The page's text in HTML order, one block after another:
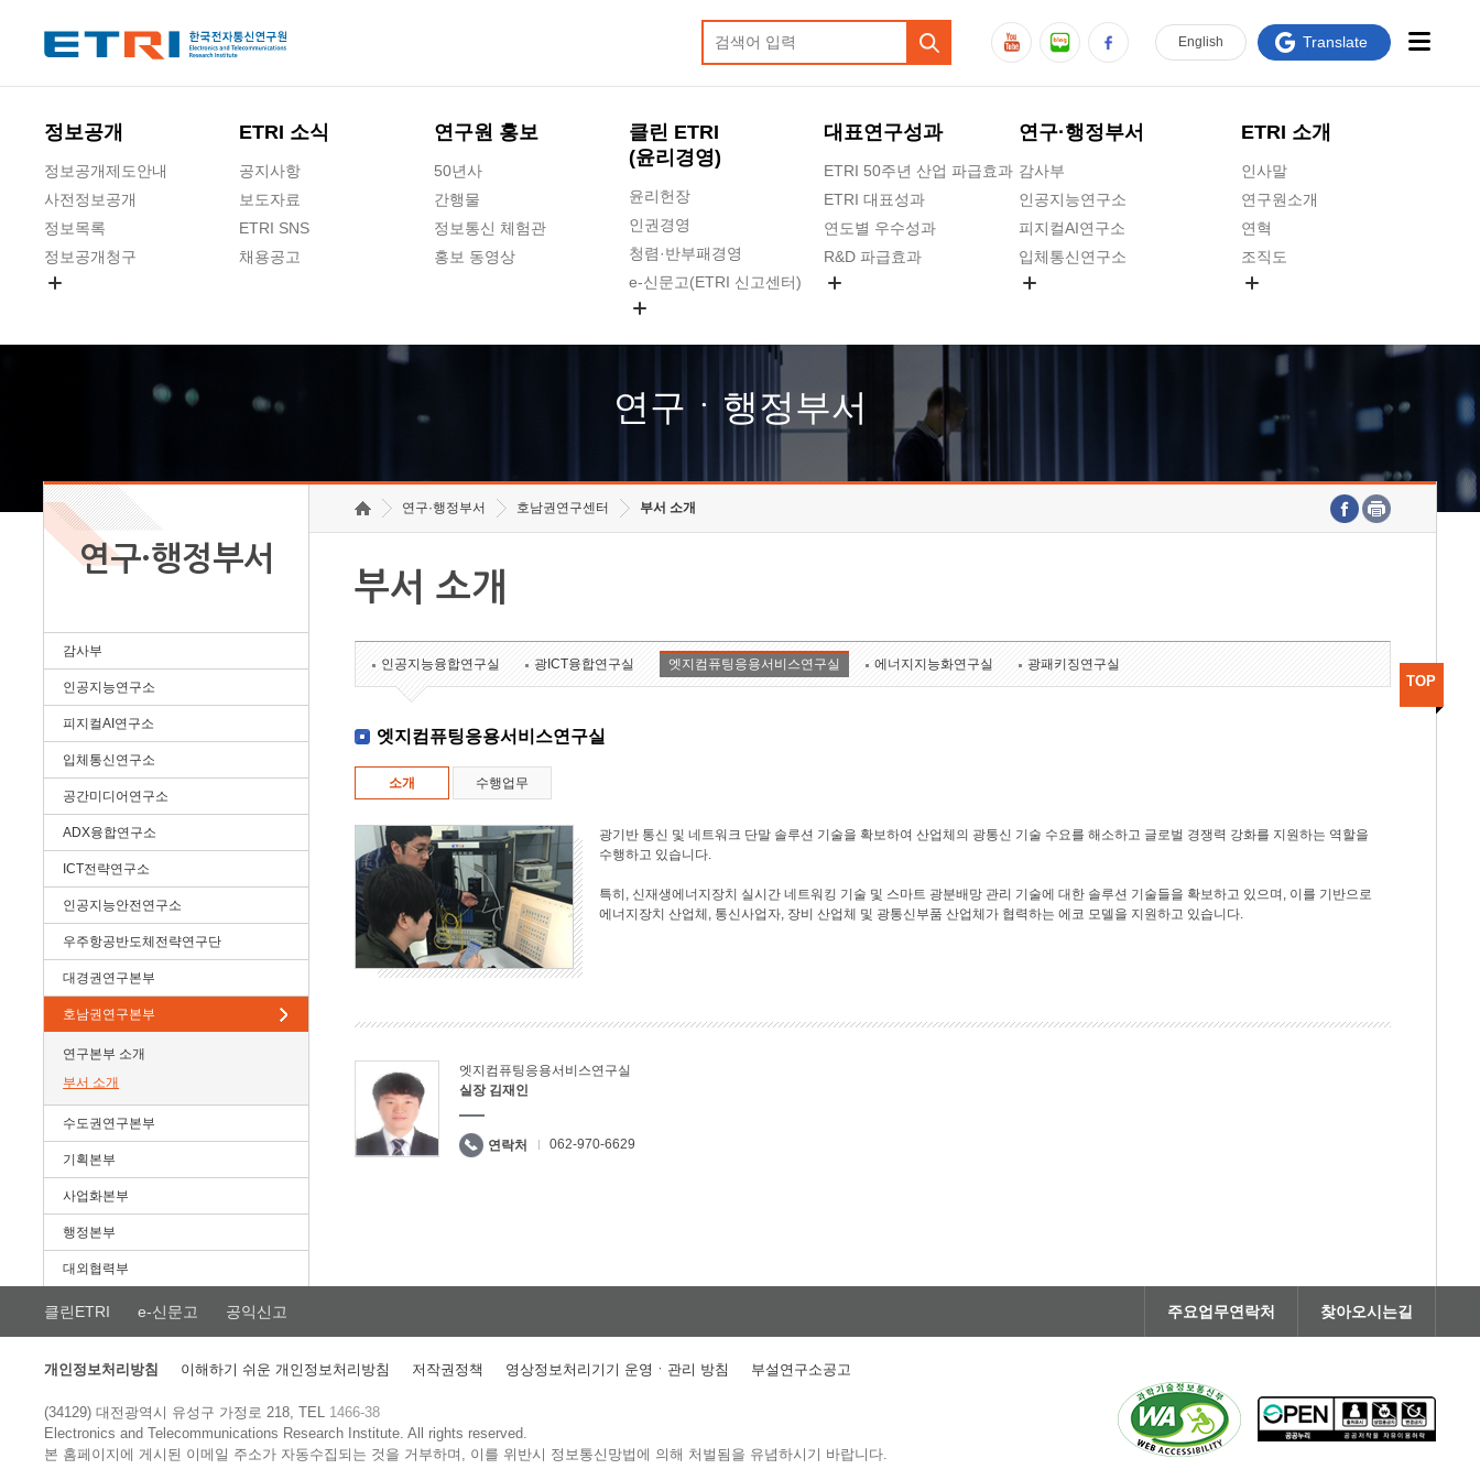
정보공개
정보공개제도안내
사전정보공개
정보목록
정보공개청구
ETRI 소식
공지사항
보도자료
ETRI SNS
채용공고
연구원 홍보
50년사
간행물
정보통신 체험관
홍보 동영상
클린 ETRI
(윤리경영)
윤리헌장
인권경영
청렴·반부패경영
e-신문고(ETRI 신고센터)
고객의소리
수의계약 현황
대표연구성과
ETRI 50주년 산업 파급효과
ETRI 대표성과
연도별 우수성과
R&D 파급효과
연구·행정부서
감사부
인공지능연구소
피지컬AI연구소
입체통신연구소
호남권연구본부
기획본부
ETRI 소개
인사말
연구원소개
연혁
조직도
연구원 고객헌장
주요업무연락처
English Translate
연구ㆍ행정부서
연구·행정부서
감사부
인공지능연구소
피지컬AI연구소
입체통신연구소
공간미디어연구소
ADX융합연구소
ICT전략연구소
인공지능안전연구소
우주항공반도체전략연구단
대경권연구본부
호남권연구본부
연구본부 소개
부서 소개
수도권연구본부
기획본부
사업화본부
행정본부
대외협력부
연구·행정부서 호남권연구센터 부서 소개
부서 소개
인공지능융합연구실 광ICT융합연구실 엣지컴퓨팅응용서비스연구실 에너지지능화연구실 광패키징연구실
엣지컴퓨팅응용서비스연구실
소개 수행업무
광기반 통신 및 네트워크 단말 솔루션 기술을 확보하여 산업체의 광통신 기술 수요를 해소하고 글로벌 경쟁력 강화를 지원하는 역할을
수행하고 있습니다.
특히, 신재생에너지장치 실시간 네트워킹 기술 및 스마트 광분배망 관리 기술에 대한 솔루션 기술들을 확보하고 있으며, 이를 기반으로
에너지장치 산업체, 통신사업자, 장비 산업체 및 광통신부품 산업체가 협력하는 에코 모델을 지원하고 있습니다.
엣지컴퓨팅응용서비스연구실
실장 김재인
연락처 062-970-6629
TOP
클린ETRI e-신문고 공익신고 주요업무연락처 찾아오시는길
개인정보처리방침 이해하기 쉬운 개인정보처리방침 저작권정책 영상정보처리기기 운영ㆍ관리 방침 부설연구소공고
(34129) 대전광역시 유성구 가정로 218, TEL 1466-38
Electronics and Telecommunications Research Institute.All rights reserved.
본 홈페이지에 게시된 이메일 주소가 자동수집되는 것을 거부하며, 이를 위반시 정보통신망법에 의해 처벌됨을 유념하시기 바랍니다.